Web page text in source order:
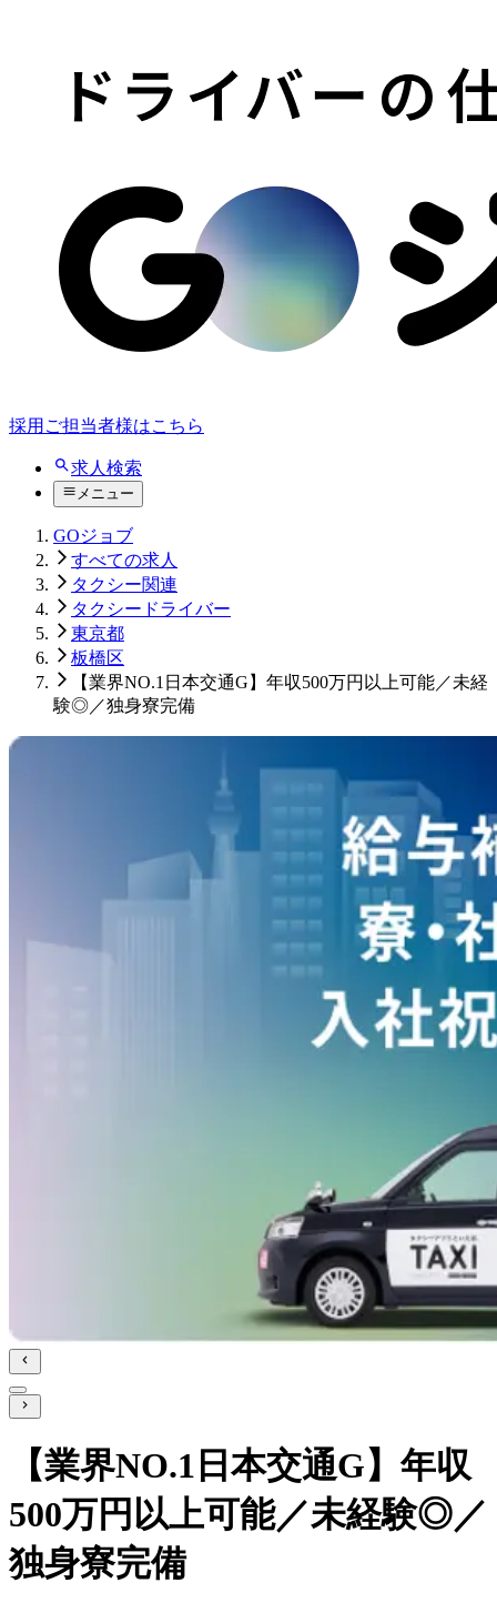
採用ご担当者様はこちら
求人検索
メニュー
GOジョブ
すべての求人
タクシー関連
タクシードライバー
東京都
板橋区
【業界NO.1日本交通G】年収500万円以上可能／未経
験◎／独身寮完備
【業界NO.1日本交通G】年収
500万円以上可能／未経験◎／
独身寮完備